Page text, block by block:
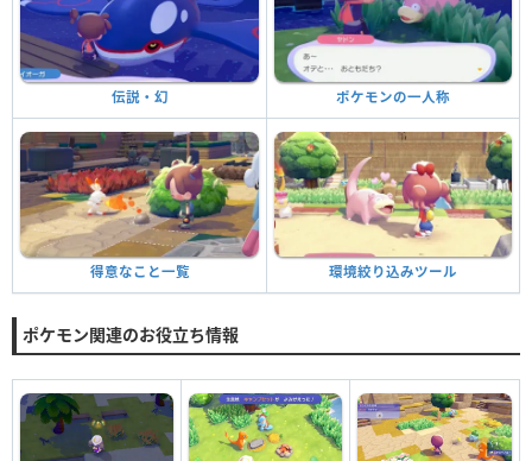
伝説・幻 ポケモンの一人称
得意なこと一覧 環境絞り込みツール
ポケモン関連のお役立ち情報